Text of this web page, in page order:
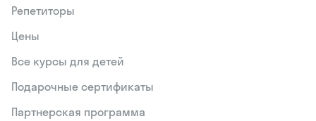
Репетиторы
Цены
Все курсы для детей
Подарочные сертификаты
Партнерская программа